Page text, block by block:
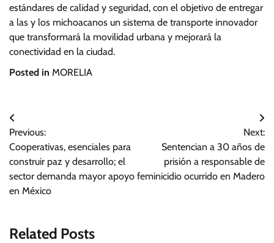
estándares de calidad y seguridad, con el objetivo de entregar
a las y los michoacanos un sistema de transporte innovador
que transformará la movilidad urbana y mejorará la
conectividad en la ciudad.
Posted in MORELIA
Navegación
de
entradas
Previous:
Cooperativas, esenciales para
construir paz y desarrollo; el
sector demanda mayor apoyo
en México
Next:
Sentencian a 30 años de
prisión a responsable de
feminicidio ocurrido en Madero
Related Posts